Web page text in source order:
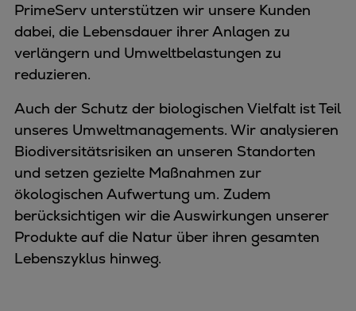
PrimeServ unterstützen wir unsere Kunden
dabei, die Lebensdauer ihrer Anlagen zu
verlängern und Umweltbelastungen zu
reduzieren.
Auch der Schutz der biologischen Vielfalt ist Teil
unseres Umweltmanagements. Wir analysieren
Biodiversitätsrisiken an unseren Standorten
und setzen gezielte Maßnahmen zur
ökologischen Aufwertung um. Zudem
berücksichtigen wir die Auswirkungen unserer
Produkte auf die Natur über ihren gesamten
Lebenszyklus hinweg.